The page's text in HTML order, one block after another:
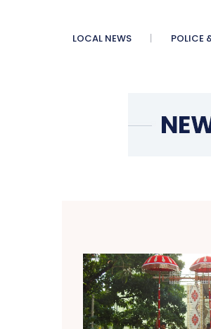
LOCAL NEWS POLICE